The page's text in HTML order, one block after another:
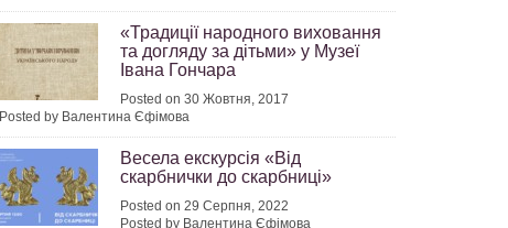
«Традиції народного виховання
та догляду за дітьми» у Музеї
Івана Гончара
Posted on 30 Жовтня, 2017
Posted by Валентина Єфімова
Весела екскурсія «Від
скарбнички до скарбниці»
Posted on 29 Серпня, 2022
Posted by Валентина Єфімова